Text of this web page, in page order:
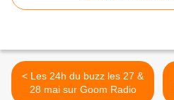
< Les 24h du buzz les 27 &
28 mai sur Goom Radio